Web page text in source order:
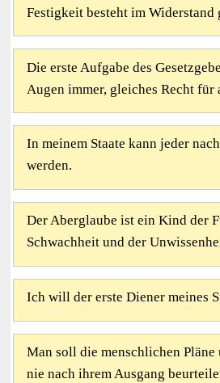
Festigkeit besteht im Widerstand
Die erste Aufgabe des
Augen immer, gleiches Recht für
In meinem Staate kann jeder
werden.
Der Aberglaube ist ein Kind der
Schwachheit und der
Ich will der erste Diener meines
Man soll die menschlichen Pläne
nie nach ihrem Ausgang